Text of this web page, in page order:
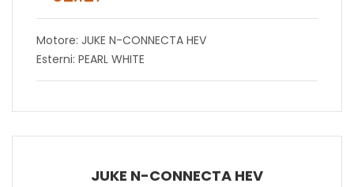
Motore: JUKE N-CONNECTA HEV
Esterni: PEARL WHITE
JUKE N-CONNECTA HEV